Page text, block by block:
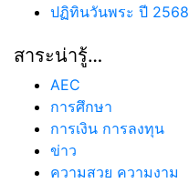
ปฏิทินวันพระ ปี 2568
สาระน่ารู้…
AEC
การศึกษา
การเงิน การลงทุน
ข่าว
ความสวย ความงาม